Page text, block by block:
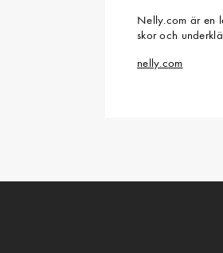
Nelly.com är en
skor och
nelly.com